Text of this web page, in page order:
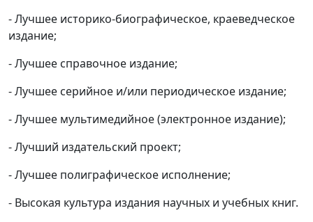
- Лучшее историко-биографическое, краеведческое
издание;
- Лучшее справочное издание;
- Лучшее серийное и/или периодическое издание;
- Лучшее мультимедийное (электронное издание);
- Лучший издательский проект;
- Лучшее полиграфическое исполнение;
- Высокая культура издания научных и учебных книг.